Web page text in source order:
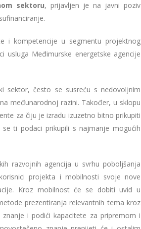
sektoru, prijavljen je na javni poziv
i kompetencije u segmentu projektnog
usluga Međimurske energetske agencije
sektor, često se susreću s nedovoljnim
međunarodnoj razini. Također, u sklopu
za čiju je izradu izuzetno bitno prikupiti
ti podaci prikupili s najmanje mogućih
razvojnih agencija u svrhu poboljšanja
projekta i mobilnosti svoje nove
Kroz mobilnost će se dobiti uvid u
prezentiranja relevantnih tema kroz
i podići kapacitete za pripremom i